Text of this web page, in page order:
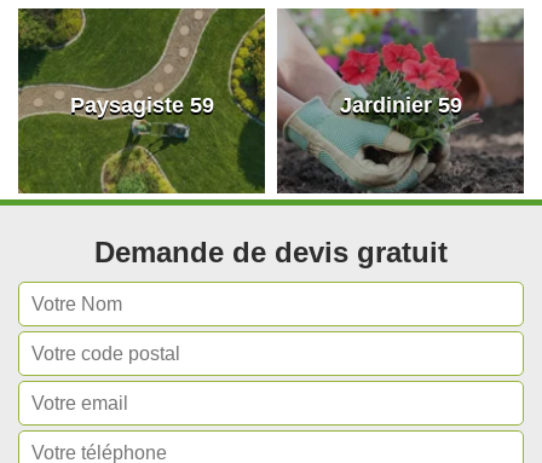
Paysagiste 59 Jardinier 59
Demande de devis gratuit